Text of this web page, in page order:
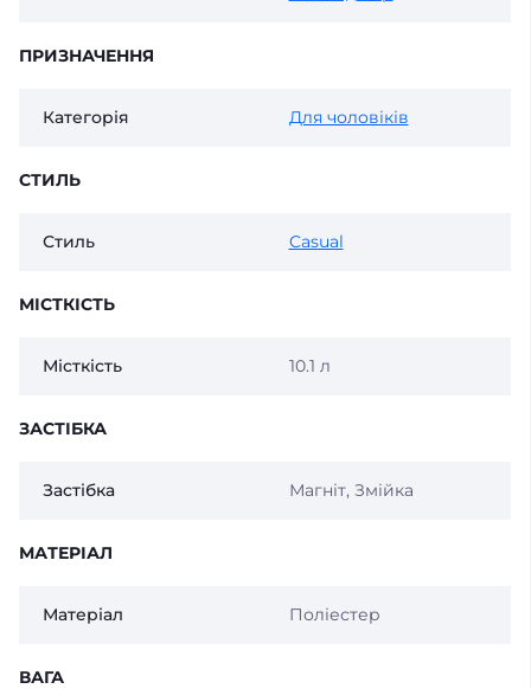
ПРИЗНАЧЕННЯ
Категорія Для чоловіків
СТИЛЬ
Стиль Casual
МІСТКІСТЬ
Місткість 10.1 л
ЗАСТІБКА
Застібка Магніт, Змійка
МАТЕРІАЛ
Матеріал Поліестер
ВАГА